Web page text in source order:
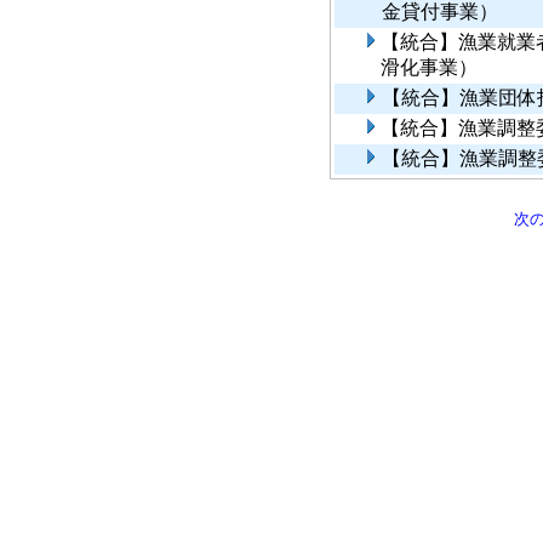
金貸付事業）
【統合】漁業就
滑化事業）
【統合】漁業団
【統合】漁業調
【統合】漁業調
次